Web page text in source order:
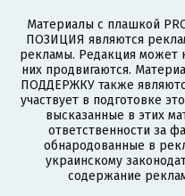
Материалы с плашкой
ПОЗИЦИЯ являются
рекламы. Редакция может
них продвигаются.
ПОДДЕРЖКУ также
участвует в подготовке
высказанные в этих
ответственности за
обнародованные в
украинскому
содержание